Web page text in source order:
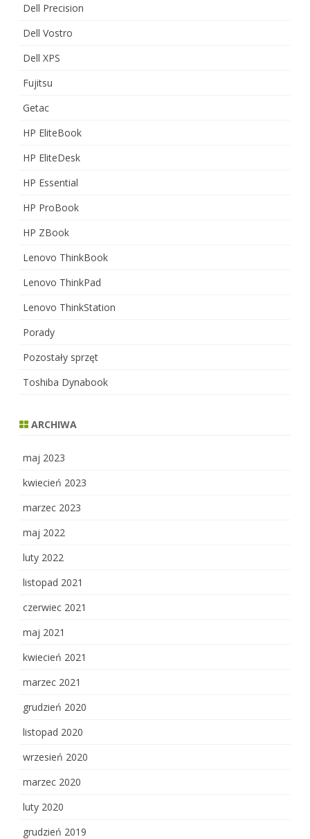
Dell Precision
Dell Vostro
Dell XPS
Fujitsu
Getac
HP EliteBook
HP EliteDesk
HP Essential
HP ProBook
HP ZBook
Lenovo ThinkBook
Lenovo ThinkPad
Lenovo ThinkStation
Porady
Pozostały sprzęt
Toshiba Dynabook
ARCHIWA
maj 2023
kwiecień 2023
marzec 2023
maj 2022
luty 2022
listopad 2021
czerwiec 2021
maj 2021
kwiecień 2021
marzec 2021
grudzień 2020
listopad 2020
wrzesień 2020
marzec 2020
luty 2020
grudzień 2019